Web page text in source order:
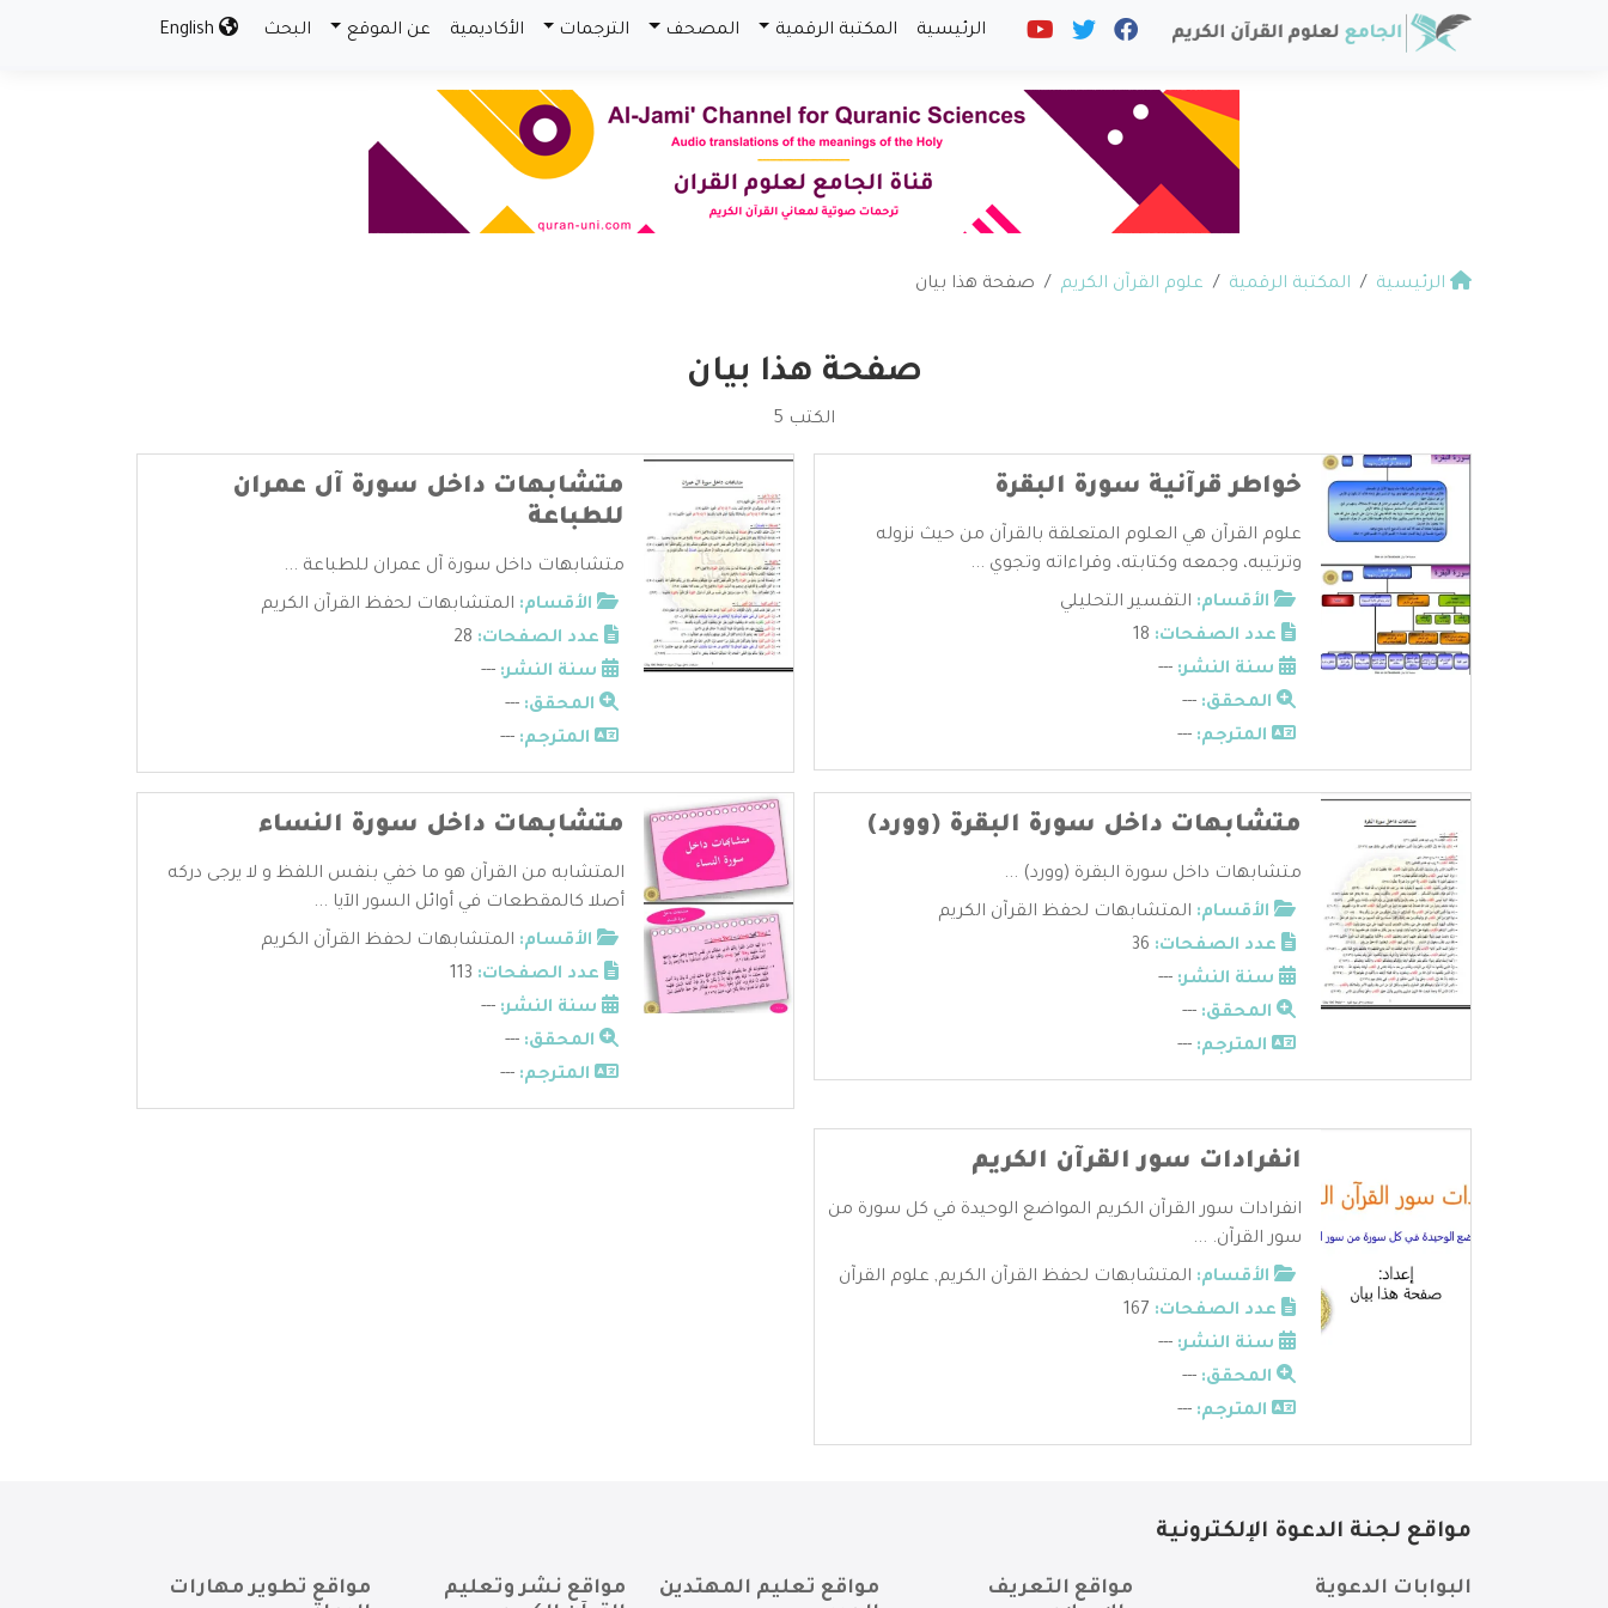
الرئيسية المكتبة الرقمية المصحف الترجمات الأكاديمية عن الموقع البحث
الرئيسية المكتبة الرقمية علوم القرآن الكريم صفحة هذا بيان
صفحة هذا بيان
الكتب 5
خواطر قرآنية سورة البقرة
علوم القرآن هي العلوم المتعلقة بالقرآن من حيث نزوله
وترتيبه، وجمعه وكتابته، وقراءاته وتجوي ...
الأقسام: التفسير التحليلي
عدد الصفحات:
سنة النشر: ---
المحقق: ---
المترجم: ---
متشابهات داخل سورة آل عمران
للطباعة
متشابهات داخل سورة آل عمران للطباعة ...
الأقسام: المتشابهات لحفظ القرآن الكريم
عدد الصفحات:
سنة النشر: ---
المحقق: ---
المترجم: ---
متشابهات داخل سورة البقرة (وورد)
متشابهات داخل سورة البقرة (وورد) ...
الأقسام: المتشابهات لحفظ القرآن الكريم
عدد الصفحات:
سنة النشر: ---
المحقق: ---
المترجم: ---
متشابهات داخل سورة النساء
المتشابه من القرآن هو ما خفي بنفس اللفظ و لا يرجى دركه
أصلا كالمقطعات في أوائل السور الآيا ...
الأقسام: المتشابهات لحفظ القرآن الكريم
عدد الصفحات:
سنة النشر: ---
المحقق: ---
المترجم: ---
انفرادات سور القرآن الكريم
انفرادات سور القرآن الكريم المواضع الوحيدة في كل سورة من
سور القرآن. ...
الأقسام: المتشابهات لحفظ القرآن الكريم, علوم القرآن
عدد الصفحات:
سنة النشر: ---
المحقق: ---
المترجم: ---
مواقع لجنة الدعوة الإلكترونية
البوابات الدعوية
مواقع التعريف
مواقع تعليم المهتدين
مواقع نشر وتعليم
مواقع تطوير مهارات